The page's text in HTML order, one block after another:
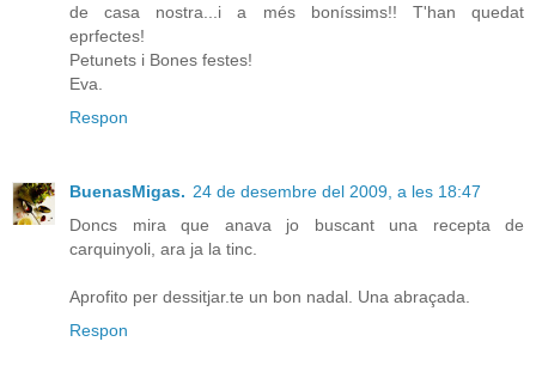
de casa nostra...i a més boníssims!! T'han quedat
eprfectes!
Petunets i Bones festes!
Eva.
Respon
BuenasMigas. 24 de desembre del 2009, a les 18:47
Doncs mira que anava jo buscant una recepta de
carquinyoli, ara ja la tinc.
Aprofito per dessitjar.te un bon nadal. Una abraçada.
Respon